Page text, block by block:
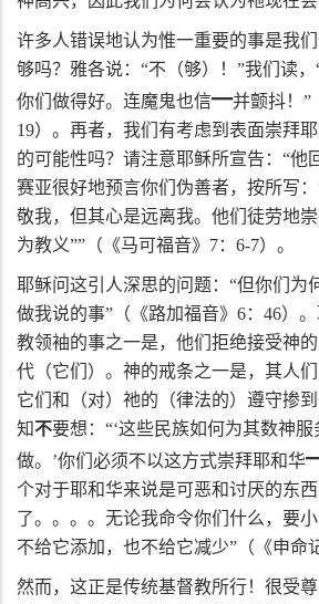
许多人错误地认为惟一重要的事是我
够吗？雅各说：“不（够）！”我们读，
你们做得好。连魔鬼也信━并颤抖！”
19）。再者，我们有考虑到表面崇拜
的可能性吗？请注意耶稣所宣告：“他
赛亚很好地预言你们伪善者，按所写
敬我，但其心是远离我。他们徒劳地
为教义””（《马可福音》 7： 6-7）。
耶稣问这引人深思的问题：“但你们为
做我说的事”（《路加福音》 6： 46）
教领袖的事之一是，他们拒绝接受神
代（它们）。神的戒条之一是，其人
它们和（对）祂的（律法的）遵守掺
知不要想：“‘这些民族如何为其数神
做。’你们必须不以这方式崇拜耶和华
个对于耶和华来说是可恶和讨厌的东
了。。。。无论我命令你们什么，要
不给它添加，也不给它减少”（《申命
然而，这正是传统基督教所行！很受